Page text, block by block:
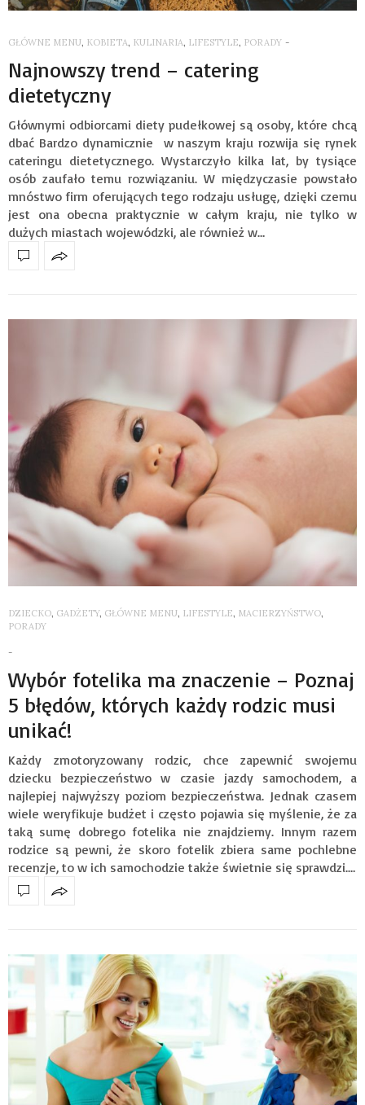
GŁÓWNE MENU, KOBIETA, KULINARIA, LIFESTYLE, PORADY -
Najnowszy trend – catering
dietetyczny
Głównymi odbiorcami diety pudełkowej są osoby, które chcą
dbać Bardzo dynamicznie w naszym kraju rozwija się rynek
cateringu dietetycznego. Wystarczyło kilka lat, by tysiące
osób zaufało temu rozwiązaniu. W międzyczasie powstało
mnóstwo firm oferujących tego rodzaju usługę, dzięki czemu
jest ona obecna praktycznie w całym kraju, nie tylko w
dużych miastach wojewódzki, ale również w…
DZIECKO, GADŻETY, GŁÓWNE MENU, LIFESTYLE, MACIERZYŃSTWO,
PORADY
-
Wybór fotelika ma znaczenie – Poznaj
5 błędów, których każdy rodzic musi
unikać!
Każdy zmotoryzowany rodzic, chce zapewnić swojemu
dziecku bezpieczeństwo w czasie jazdy samochodem, a
najlepiej najwyższy poziom bezpieczeństwa. Jednak czasem
wiele weryfikuje budżet i często pojawia się myślenie, że za
taką sumę dobrego fotelika nie znajdziemy. Innym razem
rodzice są pewni, że skoro fotelik zbiera same pochlebne
recenzje, to w ich samochodzie także świetnie się sprawdzi.…